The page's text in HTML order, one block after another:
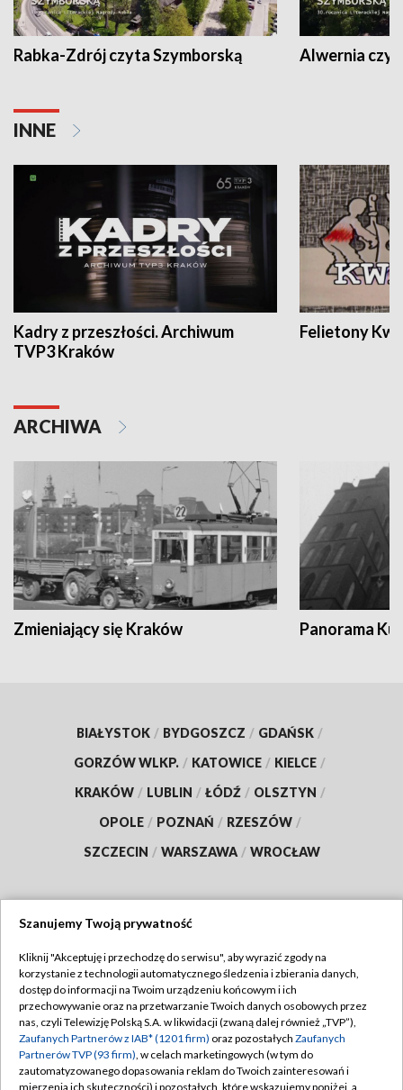
Rabka-Zdrój czyta Szymborską Alwernia
INNE
Kadry z przeszłości. Archiwum
TVP3 Kraków
Felietony
ARCHIWA
Zmieniający się Kraków Panorama
BIAŁYSTOK / BYDGOSZCZ / GDAŃSK /
GORZÓW WLKP. / KATOWICE / KIELCE /
KRAKÓW / LUBLIN / ŁÓDŹ / OLSZTYN /
OPOLE / POZNAŃ / RZESZÓW /
SZCZECIN / WARSZAWA / WROCŁAW
TVP
Abonament TVP
Emisja w TVP
Centrum informacji TVP
Regulamin TVP
Polityka prywatności
Moje zgody
Szanujemy Twoją prywatność
Kliknij "Akceptuję i przechodzę do serwisu", aby wyrazić zgody na
korzystanie z technologii automatycznego śledzenia i zbierania danych,
dostęp do informacji na Twoim urządzeniu końcowym i ich
przechowywanie oraz na przetwarzanie Twoich danych osobowych przez
nas, czyli Telewizję Polską S.A. w likwidacji (zwaną dalej również „TVP”),
Zaufanych Partnerów z IAB* (1201 firm) oraz pozostałych Zaufanych
Partnerów TVP (93 firm), w celach marketingowych (w tym do
zautomatyzowanego dopasowania reklam do Twoich zainteresowań i
mierzenia ich skuteczności) i pozostałych, które wskazujemy poniżej, a